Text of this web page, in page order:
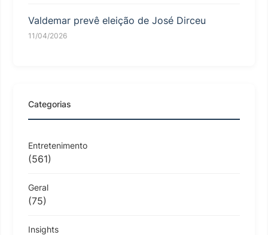
Valdemar prevê eleição de José Dirceu
11/04/2026
Categorias
Entretenimento
(561)
Geral
(75)
Insights